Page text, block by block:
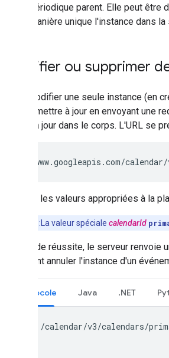
périodique parent. Elle peut
manière unique l'instance dans
Modifier ou supprimer
Pour modifier une seule instance (en
puis la mettre à jour en envoyant une
mises à jour dans le corps. L'URL se
Utilisez les valeurs appropriées à la
:La valeur spéciale calendarId
En cas de réussite, le serveur
comment annuler l'instance d'un
Protocole Java .NET
PUT /calendar/v3/calendars/